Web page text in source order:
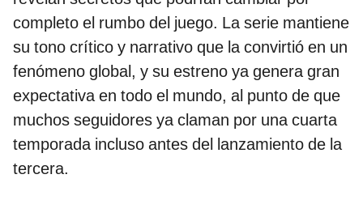
completo el rumbo del juego. La serie mantiene
su tono crítico y narrativo que la convirtió en un
fenómeno global, y su estreno ya genera gran
expectativa en todo el mundo, al punto de que
muchos seguidores ya claman por una cuarta
temporada incluso antes del lanzamiento de la
tercera.